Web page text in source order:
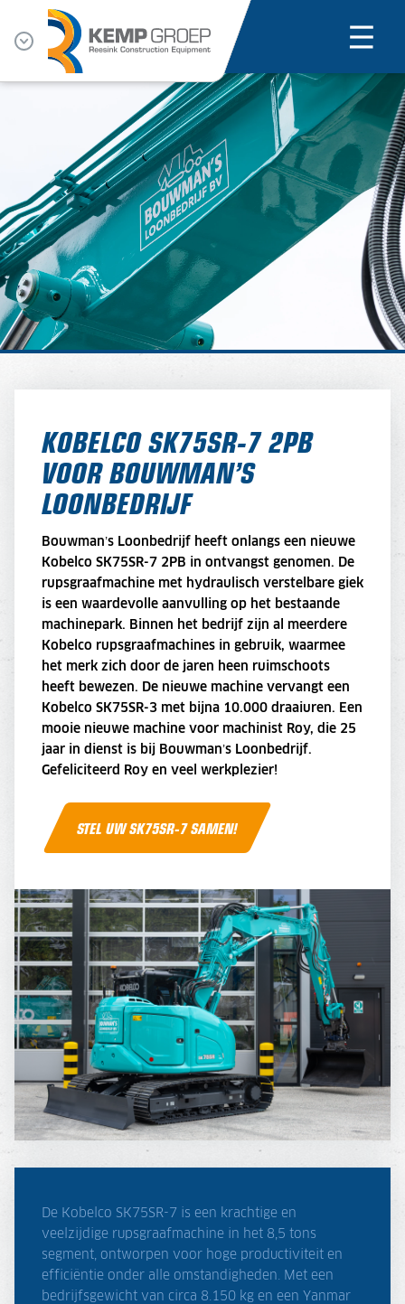
KOBELCO SK75SR-7 2PB
VOOR BOUWMAN’S
LOONBEDRIJF
Bouwman’s Loonbedrijf heeft onlangs een nieuwe
Kobelco SK75SR-7 2PB in ontvangst genomen. De
rupsgraafmachine met hydraulisch verstelbare giek
is een waardevolle aanvulling op het bestaande
machinepark. Binnen het bedrijf zijn al meerdere
Kobelco rupsgraafmachines in gebruik, waarmee
het merk zich door de jaren heen ruimschoots
heeft bewezen. De nieuwe machine vervangt een
Kobelco SK75SR-3 met bijna 10.000 draaiuren. Een
mooie nieuwe machine voor machinist Roy, die 25
jaar in dienst is bij Bouwman’s Loonbedrijf.
Gefeliciteerd Roy en veel werkplezier!
STEL UW SK75SR-7 SAMEN!
De Kobelco SK75SR-7 is een krachtige en
veelzijdige rupsgraafmachine in het 8,5 tons
segment, ontworpen voor hoge productiviteit en
efficiëntie onder alle omstandigheden. Met een
bedrijfsgewicht van circa 8.150 kg en een Yanmar